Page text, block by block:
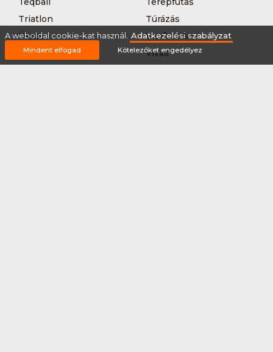
Triatlon
Túrázás
Úszás
Via-ferrata
Vitorlázás
Vívás
A weboldal cookie-kat használ. Adatkezelési szabályzat
Mindent elfogad Kötelezőket engedélyez